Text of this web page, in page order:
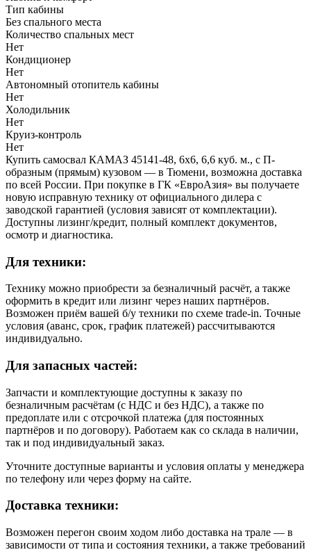
Тип кабины
Без спального места
Количество спальных мест
Нет
Кондиционер
Нет
Автономный отопитель кабины
Нет
Холодильник
Нет
Круиз-контроль
Нет
Купить самосвал КАМАЗ 45141-48, 6x6, 6,6 куб. м., с П-
образным (прямым) кузовом — в Тюмени, возможна доставка
по всей России. При покупке в ГК «ЕвроАзия» вы получаете
новую исправную технику от официального дилера с
заводской гарантией (условия зависят от комплектации).
Доступны лизинг/кредит, полный комплект документов,
осмотр и диагностика.
Для техники:
Технику можно приобрести за безналичный расчёт, а также
оформить в кредит или лизинг через наших партнёров.
Возможен приём вашей б/у техники по схеме trade-in. Точные
условия (аванс, срок, график платежей) рассчитываются
индивидуально.
Для запасных частей:
Запчасти и комплектующие доступны к заказу по
безналичным расчётам (с НДС и без НДС), а также по
предоплате или с отсрочкой платежа (для постоянных
партнёров и по договору). Работаем как со склада в наличии,
так и под индивидуальный заказ.
Уточните доступные варианты и условия оплаты у менеджера
по телефону или через форму на сайте.
Доставка техники:
Возможен перегон своим ходом либо доставка на трале — в
зависимости от типа и состояния техники, а также требований